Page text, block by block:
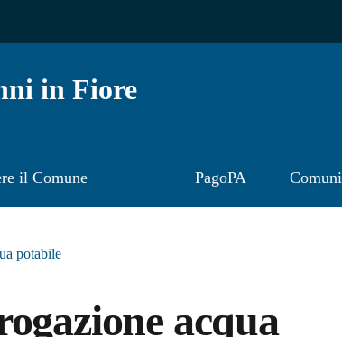
in Fiore
il Comune PagoPA
potabile
acqua